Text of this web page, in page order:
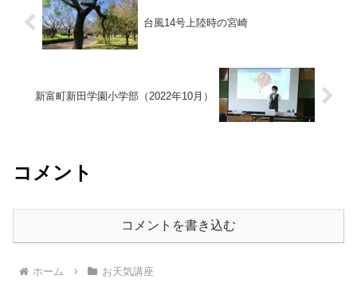
台風14号上陸時の宮崎
新富町新田学園小学部（2022年10月）
コメント
コメントを書き込む
ホーム お天気講座